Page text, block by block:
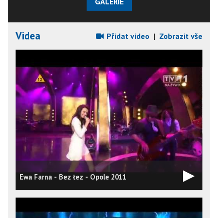
Videa Přidat video | Zobrazit vše
Ewa Farna - Bez łez - Opole 2011